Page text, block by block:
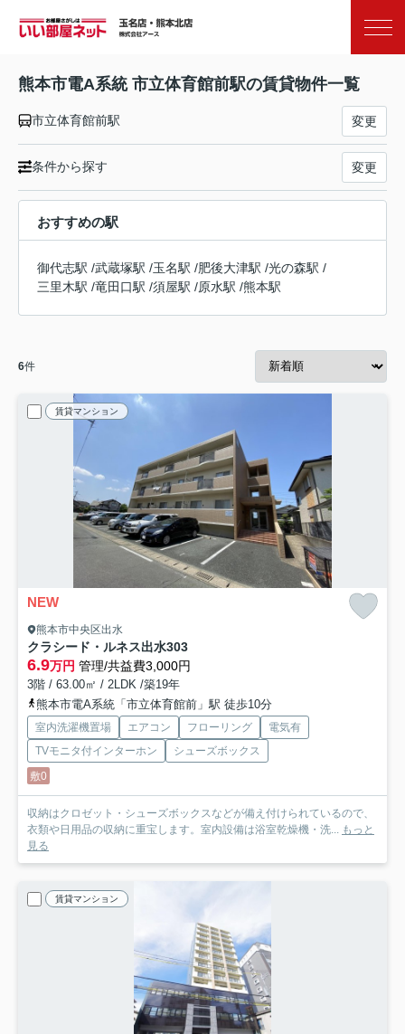
熊本市電A系統 市立体育館前駅の賃貸物件一覧
市立体育館前駅 変更
条件から探す 変更
おすすめの駅
御代志駅 /武蔵塚駅 /玉名駅 /肥後大津駅 /光の森駅 /
三里木駅 /竜田口駅 /須屋駅 /原水駅 /熊本駅
6件
賃貸マンション
NEW
熊本市中央区出水
クラシード・ルネス出水303
6.9万円 管理/共益費3,000円
3階 / 63.00㎡ / 2LDK /築19年
熊本市電A系統「市立体育館前」駅 徒歩10分
室内洗濯機置場 エアコン フローリング
電気有
TVモニタ付インターホン
シューズボックス
敷0
収納はクロゼット・シューズボックスなどが備え付けられているので、
衣類や日用品の収納に重宝します。室内設備は浴室乾燥機・洗...
もっと
見る
賃貸マンション